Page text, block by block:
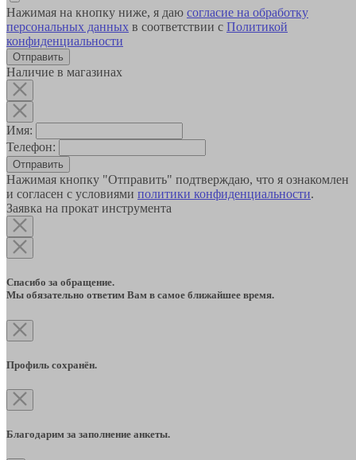
Нажимая на кнопку ниже, я даю согласие на обработку
персональных данных в соответствии с Политикой
конфиденциальности
Наличие в магазинах
Имя:
Телефон:
Отправить
Нажимая кнопку "Отправить" подтверждаю, что я ознакомлен
и согласен с условиями политики конфиденциальности.
Заявка на прокат инструмента
Спасибо за обращение.
Мы обязательно ответим Вам в самое ближайшее время.
Профиль сохранён.
Благодарим за заполнение анкеты.